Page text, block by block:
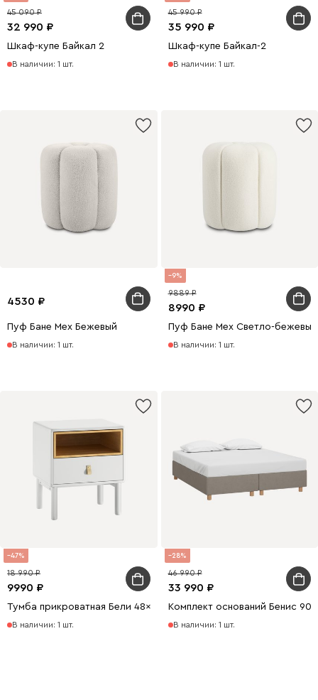
32 990
45 090
Шкаф-купе Байкал 2
В наличии: 1 шт.
35 990
45 990
Шкаф-купе Байкал-2
В наличии: 1 шт.
4530
Пуф Бане Мех Бежевый
В наличии: 1 шт.
9
8990
9889
Пуф Бане Мех Светло-бежевый
В наличии: 1 шт.
47
9990
18 990
Тумба прикроватная Бели 48x55 Белый
В наличии: 1 шт.
28
33 990
46 990
Комплект оснований Бенис 90
В наличии: 1 шт.